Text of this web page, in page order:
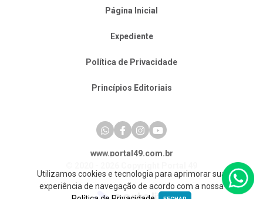
Página Inicial
Expediente
Política de Privacidade
Princípios Editoriais
www.portal49.com.br
Utilizamos cookies e tecnologia para aprimorar sua
experiência de navegação de acordo com a nossa